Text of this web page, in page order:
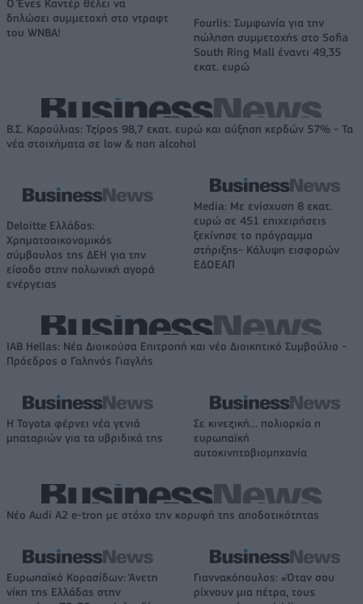
Ο Ένες Καντέρ θέλει να
δηλώσει συμμετοχή στο ντραφτ
του WNBA!
Fourlis: Συμφωνία για την
πώληση συμμετοχής στο Sofia
South Ring Mall έναντι 49,35
εκατ. ευρώ
Β.Σ. Καρούλιας: Τζίρος 98,7 εκατ. ευρώ και αύξηση κερδών 57% - Τα
νέα στοιχήματα σε low & non alcohol
Deloitte Ελλάδος:
Χρηματοοικονομικός
σύμβουλος της ΔΕΗ για την
είσοδο στην πολωνική αγορά
ενέργειας
Media: Με ενίσχυση 8 εκατ.
ευρώ σε 451 επιχειρήσεις
ξεκίνησε το πρόγραμμα
στήριξης- Κάλυψη εισφορών
ΕΔΟΕΑΠ
IAB Hellas: Νέα Διοικούσα Επιτροπή και νέο Διοικητικό Συμβούλιο -
Πρόεδρος ο Γαληνός Γιαγλής
Η Toyota φέρνει νέα γενιά
μπαταριών για τα υβριδικά της
Σε κινεζική… πολιορκία η
ευρωπαϊκή
αυτοκινητοβιομηχανία
Νέο Audi A2 e-tron με στόχο την κορυφή της αποδοτικότητας
Ευρωπαϊκό Κορασίδων: Άνετη
νίκη της Ελλάδας στην
Γιαννακόπουλος: «Όταν σου
ρίχνουν μια πέτρα, τους